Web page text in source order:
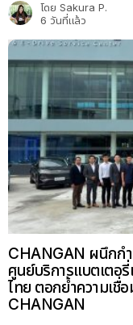
โดย Sakura P.
6 วันที่แล้ว
CHANGAN ผนึกก
ศูนย์บริการแบตเตอ
ไทย ตอกย้ำความเชื่
CHANGAN